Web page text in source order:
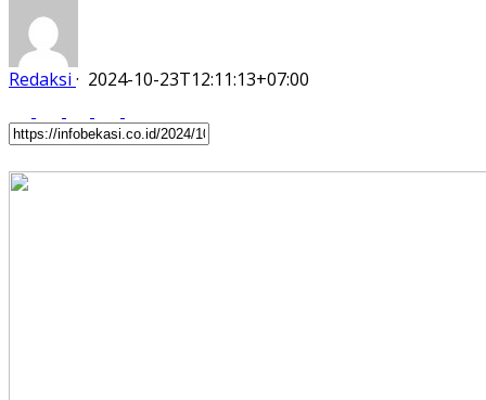
Redaksi · 2024-10-23T12:11:13+07:00